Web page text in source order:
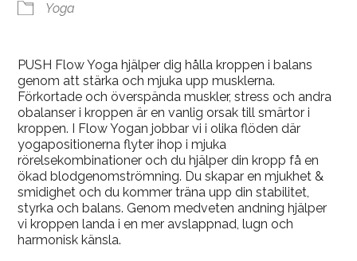
Yoga
PUSH Flow Yoga hjälper dig hålla kroppen i balans
genom att stärka och mjuka upp musklerna.
Förkortade och överspända muskler, stress och andra
obalanser i kroppen är en vanlig orsak till smärtor i
kroppen. I Flow Yogan jobbar vi i olika flöden där
yogapositionerna flyter ihop i mjuka
rörelsekombinationer och du hjälper din kropp få en
ökad blodgenomströmning. Du skapar en mjukhet &
smidighet och du kommer träna upp din stabilitet,
styrka och balans. Genom medveten andning hjälper
vi kroppen landa i en mer avslappnad, lugn och
harmonisk känsla.